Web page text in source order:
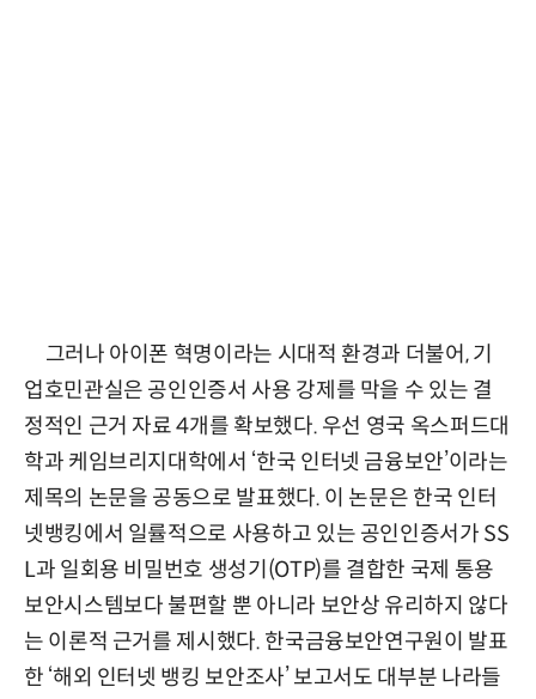
그러나 아이폰 혁명이라는 시대적 환경과 더불어, 기
업호민관실은 공인인증서 사용 강제를 막을 수 있는 결
정적인 근거 자료 4개를 확보했다. 우선 영국 옥스퍼드대
학과 케임브리지대학에서 ‘한국 인터넷 금융보안’이라는
제목의 논문을 공동으로 발표했다. 이 논문은 한국 인터
넷뱅킹에서 일률적으로 사용하고 있는 공인인증서가 SS
L과 일회용 비밀번호 생성기(OTP)를 결합한 국제 통용
보안시스템보다 불편할 뿐 아니라 보안상 유리하지 않다
는 이론적 근거를 제시했다. 한국금융보안연구원이 발표
한 ‘해외 인터넷 뱅킹 보안조사’ 보고서도 대부분 나라들